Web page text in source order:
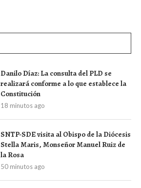
Danilo Díaz: La consulta del PLD se
realizará conforme a lo que establece la
Constitución
18 minutos ago
SNTP-SDE visita al Obispo de la Diócesis
Stella Maris, Monseñor Manuel Ruiz de
la Rosa
50 minutos ago